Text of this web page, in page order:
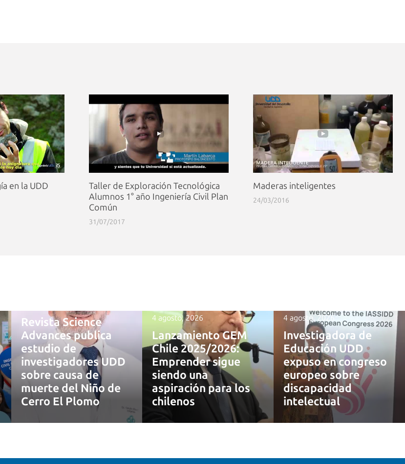
en la UDD
Taller de Exploración Tecnológica
Alumnos 1° año Ingeniería Civil Plan
Común
31/07/2017
Maderas inteligentes
24/03/2016
Revista Science
Advances publica
estudio de
investigadores UDD
sobre causa de
muerte del Niño de
Cerro El Plomo
4 agosto, 2026
Lanzamiento GEM
Chile 2025/2026:
Emprender sigue
siendo una
aspiración para los
chilenos
4 agosto, 2026
Investigadora de
Educación UDD
expuso en congreso
europeo sobre
discapacidad
intelectual